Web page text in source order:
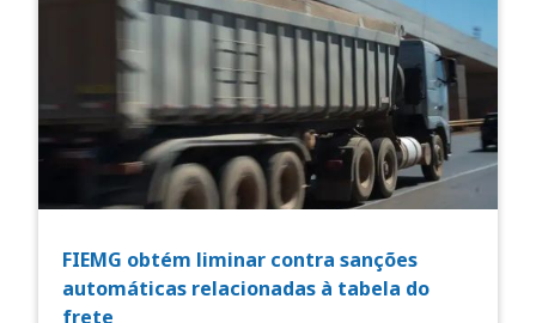
FIEMG obtém liminar contra sanções
automáticas relacionadas à tabela do
frete